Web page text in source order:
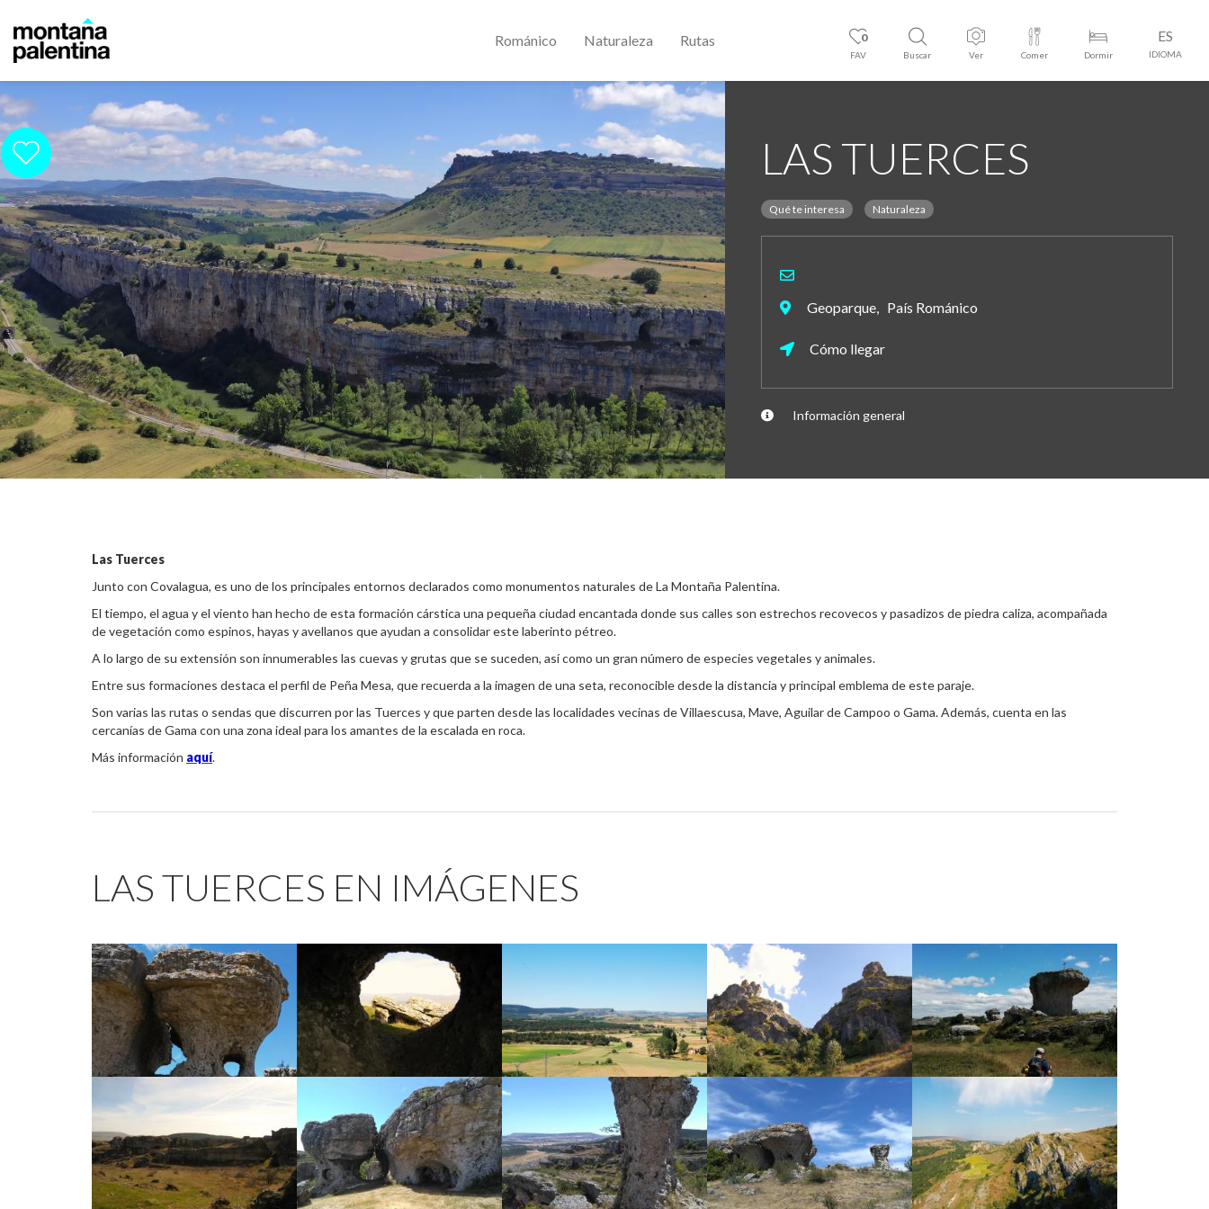
0
FAV Buscar Ver Comer Dormir
ES
IDIOMA
Románico Naturaleza Rutas
LAS TUERCES
Qué te interesa Naturaleza
Geoparque, País Románico
Cómo llegar
Información general
Las Tuerces
Junto con Covalagua, es uno de los principales entornos declarados como monumentos naturales de La Montaña Palentina.
El tiempo, el agua y el viento han hecho de esta formación cárstica una pequeña ciudad encantada donde sus calles son estrechos recovecos y pasadizos de piedra caliza, acompañada
de vegetación como espinos, hayas y avellanos que ayudan a consolidar este laberinto pétreo.
A lo largo de su extensión son innumerables las cuevas y grutas que se suceden, así como un gran número de especies vegetales y animales.
Entre sus formaciones destaca el perfil de Peña Mesa, que recuerda a la imagen de una seta, reconocible desde la distancia y principal emblema de este paraje.
Son varias las rutas o sendas que discurren por las Tuerces y que parten desde las localidades vecinas de Villaescusa, Mave, Aguilar de Campoo o Gama. Además, cuenta en las
cercanías de Gama con una zona ideal para los amantes de la escalada en roca.
Más información aquí.
LAS TUERCES EN IMÁGENES